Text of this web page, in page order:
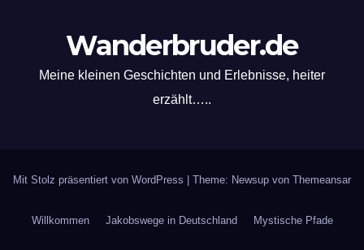
Wanderbruder.de
Meine kleinen Geschichten und Erlebnisse, heiter
erzählt…..
Mit Stolz präsentiert von WordPress | Theme: Newsup von Themeansar
Willkommen Jakobswege in Deutschland Mystische Pfade